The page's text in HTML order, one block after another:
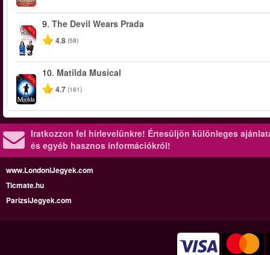
-50%
9. The Devil Wears Prada
4.8 (58)
-50%
10. Matilda Musical
4.7 (161)
Iratkozzon fel hírlevelünkre! Értesüljön különleges
és egyéb hasznos információkról!
www.LondoniJegyek.com
Ticmate.hu
ParizsiJegyek.com